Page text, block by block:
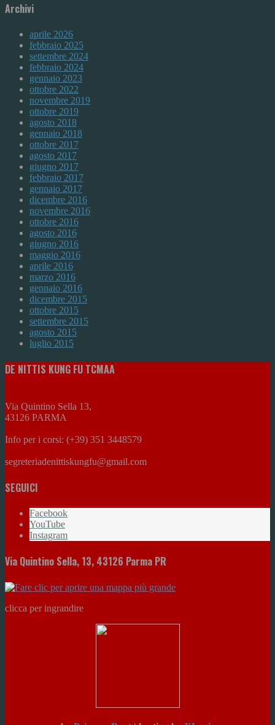
Archivi
aprile 2026
febbraio 2025
settembre 2024
febbraio 2024
gennaio 2023
ottobre 2022
novembre 2019
ottobre 2019
agosto 2018
gennaio 2018
ottobre 2017
agosto 2017
giugno 2017
febbraio 2017
gennaio 2017
dicembre 2016
novembre 2016
ottobre 2016
agosto 2016
giugno 2016
maggio 2016
aprile 2016
marzo 2016
gennaio 2016
dicembre 2015
ottobre 2015
settembre 2015
agosto 2015
luglio 2015
DE NITTIS KUNG FU TCMAA
Via Quintino Sella 13,
43126 PARMA
Info per i corsi: (+39) 351 3448579
segreteriadenittiskungfu@gmail.com
SEGUICI
Facebook
YouTube
Instagram
Via Quintino Sella, 13, 43126 Parma PR
clicca per ingrandire